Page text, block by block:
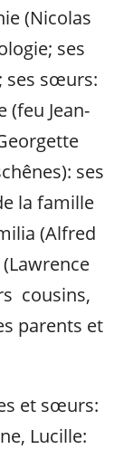
(Nicolas
ses
ses sœurs:
(feu Jean-
ses
la famille
(Alfred
cousins,
parents et
et sœurs:
Lucille: